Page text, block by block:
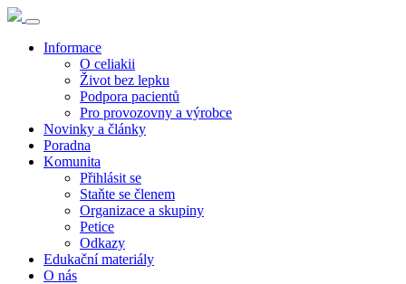
Informace
O celiakii
Život bez lepku
Podpora pacientů
Pro provozovny a výrobce
Novinky a články
Poradna
Komunita
Přihlásit se
Staňte se členem
Organizace a skupiny
Petice
Odkazy
Edukační materiály
O nás